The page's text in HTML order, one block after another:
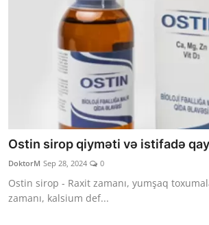
Ostin sirop qiyməti və istifadə
DoktorM Sep 28, 2024 0
Ostin sirop - Raxit zamanı, yumşaq
zamanı, kalsium def...